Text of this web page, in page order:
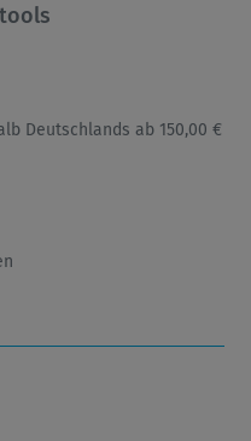
Deutschlands ab 150,00 €